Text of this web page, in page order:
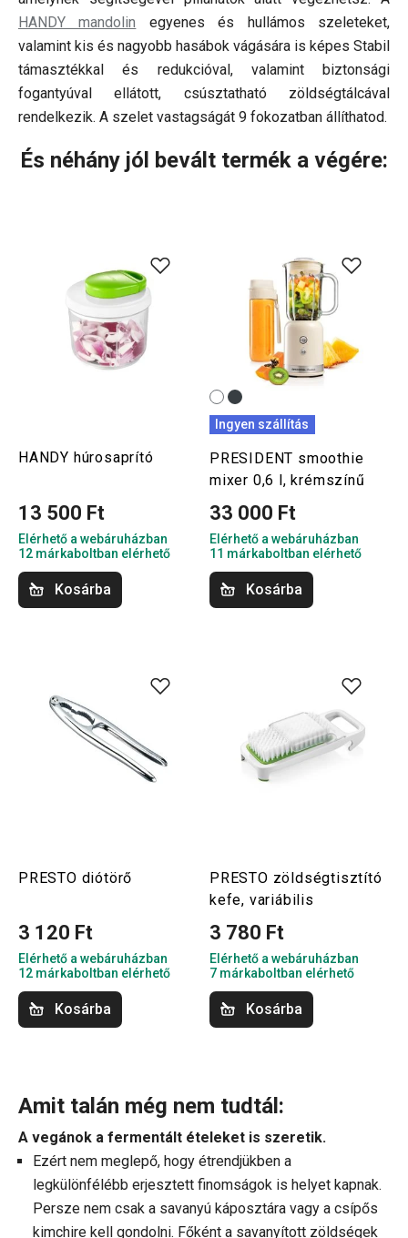
HANDY mandolin egyenes és hullámos szeleteket,
valamint kis és nagyobb hasábok vágására is képes Stabil
támasztékkal és redukcióval, valamint biztonsági
fogantyúval ellátott, csúsztatható zöldségtálcával
rendelkezik. A szelet vastagságát 9 fokozatban állíthatod.
És néhány jól bevált termék a végére:
HANDY húrosaprító
13 500 Ft
Elérhető a webáruházban
12 márkaboltban elérhető
Kosárba
Ingyen szállítás
PRESIDENT smoothie
mixer 0,6 l, krémszínű
33 000 Ft
Elérhető a webáruházban
11 márkaboltban elérhető
Kosárba
PRESTO diótörő
3 120 Ft
Elérhető a webáruházban
12 márkaboltban elérhető
Kosárba
PRESTO zöldségtisztító
kefe, variábilis
3 780 Ft
Elérhető a webáruházban
7 márkaboltban elérhető
Kosárba
Amit talán még nem tudtál:
A vegánok a fermentált ételeket is szeretik.
Ezért nem meglepő, hogy étrendjükben a
legkülönfélébb erjesztett finomságok is helyet kapnak.
Persze nem csak a savanyú káposztára vagy a csípős
kimchire kell gondolni. Főként a savanyított zöldségek